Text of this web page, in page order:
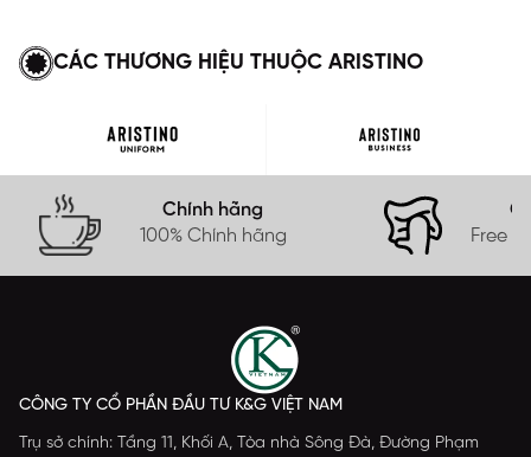
CÁC THƯƠNG HIỆU THUỘC ARISTINO
Chính hãng
100% Chính hãng
Free
CÔNG TY CỔ PHẦN ĐẦU TƯ K&G VIỆT NAM
Trụ sở chính: Tầng 11, Khối A, Tòa nhà Sông Đà, Đường Phạm